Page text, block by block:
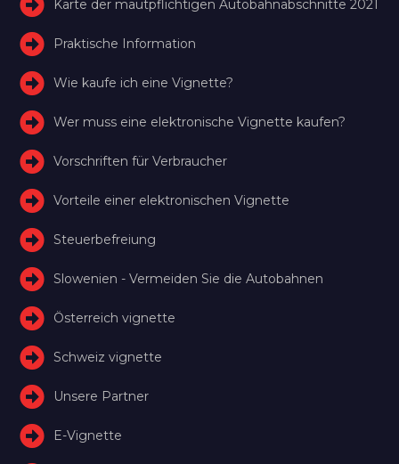
Karte der mautpflichtigen Autobahnabschnitte 2021
Praktische Information
Wie kaufe ich eine Vignette?
Wer muss eine elektronische Vignette kaufen?
Vorschriften für Verbraucher
Vorteile einer elektronischen Vignette
Steuerbefreiung
Slowenien - Vermeiden Sie die Autobahnen
Österreich vignette
Schweiz vignette
Unsere Partner
E-Vignette